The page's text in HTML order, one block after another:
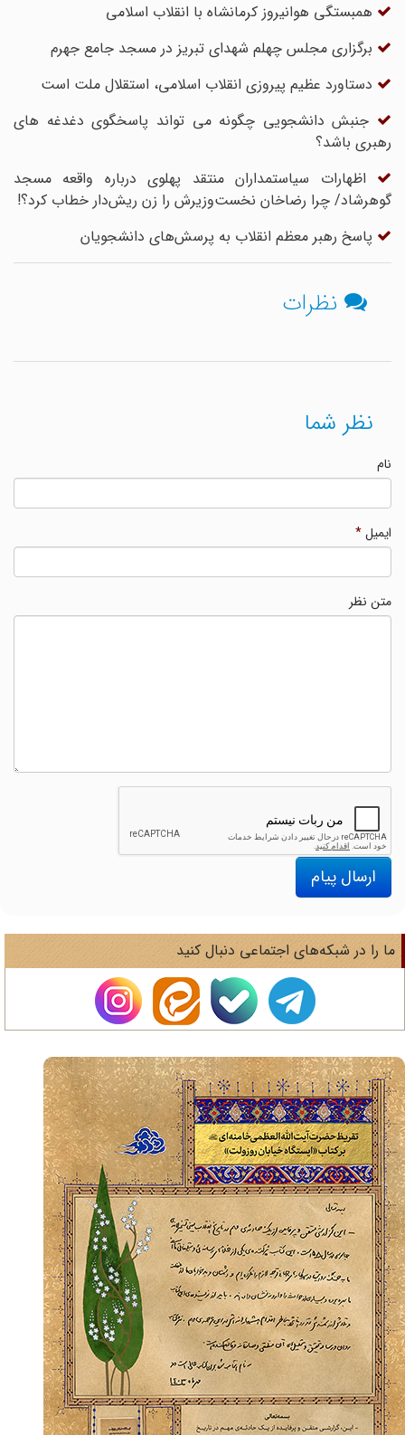
همبستگی هوانیروز کرمانشاه با انقلاب اسلامی
برگزاری مجلس چهلم شهدای تبریز در مسجد جامع جهرم
دستاورد عظیم پیروزی انقلاب اسلامی، استقلال ملت است
جنبش دانشجویی چگونه می تواند پاسخگوی دغدغه های
رهبری باشد؟
اظهارات سیاستمداران منتقد پهلوی درباره واقعه مسجد
گوهرشاد/ چرا رضاخان نخست‌وزیرش را زن ریش‌دار خطاب کرد؟!
پاسخ رهبر معظم انقلاب به پرسش‌های دانشجویان
نظرات
نظر شما
ایمیل*
متن نظر
ارسال پیام
را در شبکه‌های اجتماعی دنبال کنید